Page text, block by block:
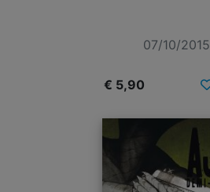
07/10/2015
€ 5,90